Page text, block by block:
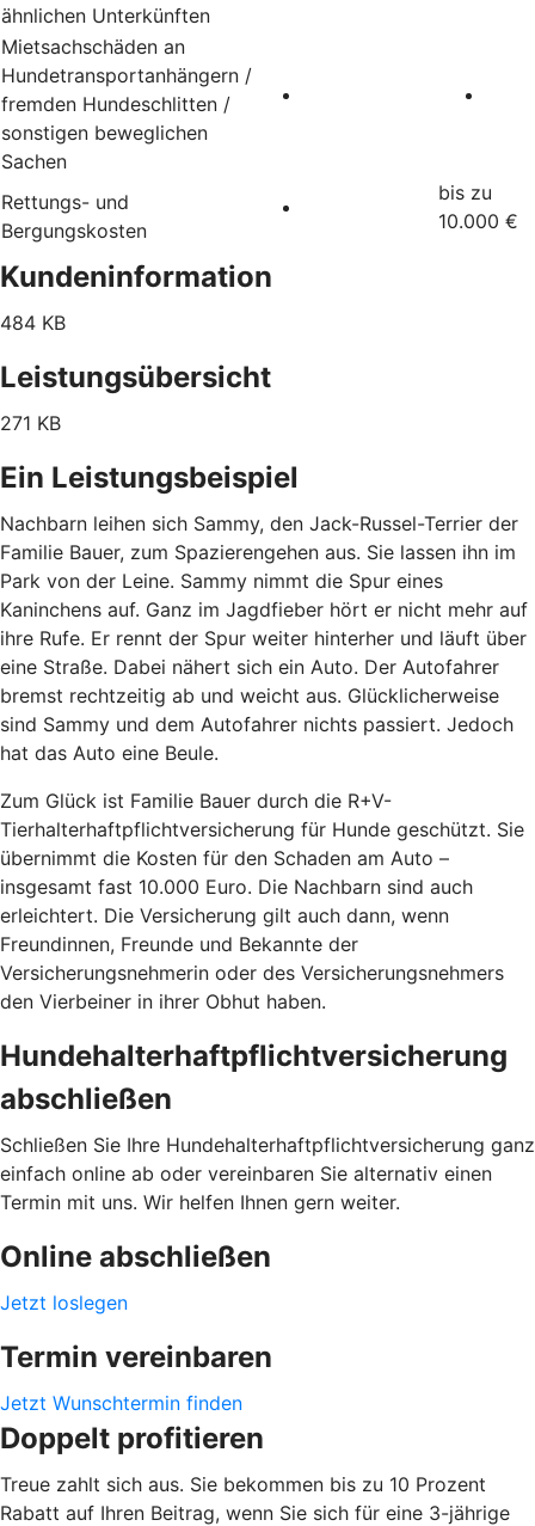
ähnlichen Unterkünften
Mietsachschäden an
Hundetransportanhängern /
fremden Hundeschlitten /
sonstigen beweglichen
Sachen
Rettungs- und
Bergungskosten
bis zu
10.000 €
Kundeninformation
484 KB
Leistungsübersicht
271 KB
Ein Leistungsbeispiel
Nachbarn leihen sich Sammy, den Jack-Russel-Terrier der
Familie Bauer, zum Spazierengehen aus. Sie lassen ihn im
Park von der Leine. Sammy nimmt die Spur eines
Kaninchens auf. Ganz im Jagdfieber hört er nicht mehr auf
ihre Rufe. Er rennt der Spur weiter hinterher und läuft über
eine Straße. Dabei nähert sich ein Auto. Der Autofahrer
bremst rechtzeitig ab und weicht aus. Glücklicherweise
sind Sammy und dem Autofahrer nichts passiert. Jedoch
hat das Auto eine Beule.
Zum Glück ist Familie Bauer durch die R+V-
Tierhalterhaftpflichtversicherung für Hunde geschützt. Sie
übernimmt die Kosten für den Schaden am Auto –
insgesamt fast 10.000 Euro. Die Nachbarn sind auch
erleichtert. Die Versicherung gilt auch dann, wenn
Freundinnen, Freunde und Bekannte der
Versicherungsnehmerin oder des Versicherungsnehmers
den Vierbeiner in ihrer Obhut haben.
Hundehalterhaftpflichtversicherung
abschließen
Schließen Sie Ihre Hundehalterhaftpflichtversicherung ganz
einfach online ab oder vereinbaren Sie alternativ einen
Termin mit uns. Wir helfen Ihnen gern weiter.
Online abschließen
Jetzt loslegen
Termin vereinbaren
Jetzt Wunschtermin finden
Doppelt profitieren
Treue zahlt sich aus. Sie bekommen bis zu 10 Prozent
Rabatt auf Ihren Beitrag, wenn Sie sich für eine 3-jährige